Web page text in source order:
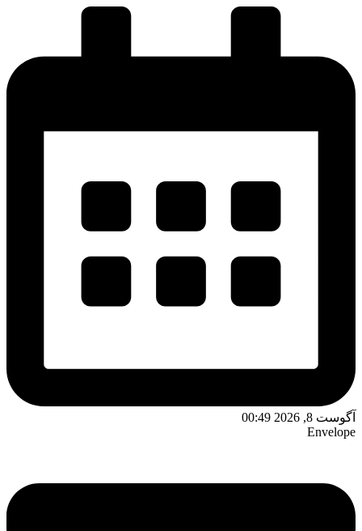
آگوست 8, 2026 00:49
Envelope